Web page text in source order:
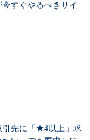
今すぐやるべきサイ
引先に「★4以上」求